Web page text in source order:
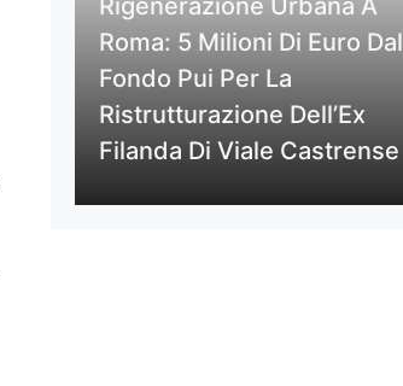
Roma: 5 Milioni Di Euro Dal
Fondo Pui Per La
Ristrutturazione Dell’Ex
Filanda Di Viale Castrense